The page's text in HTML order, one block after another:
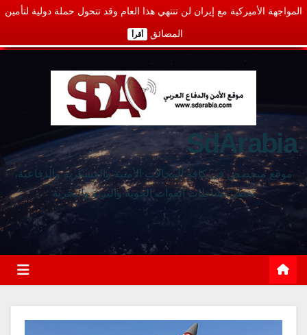
المواجهة الأميركية مع إيران لن تنتهي هذا العام وقد تتحول حملة دولية لتأمين
المضائق أقرأ
SdArabia
موقع متخصص في كافة المجالات الأمنية والعسكرية والدفاعية،
يغطي نشاطات القوات الجوية والبرية والبحرية